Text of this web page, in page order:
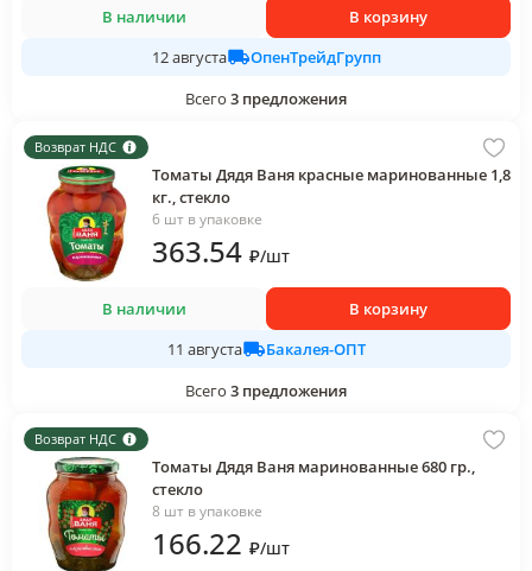
В наличии
В корзину
12 августа
ОпенТрейдГрупп
Всего 3 предложения
Возврат НДС
Томаты Дядя Ваня красные маринованные 1,8
кг., стекло
6 шт в упаковке
363.54 ₽/шт
В наличии
В корзину
11 августа
Бакалея-ОПТ
Всего 3 предложения
Возврат НДС
Томаты Дядя Ваня маринованные 680 гр.,
стекло
8 шт в упаковке
166.22 ₽/шт